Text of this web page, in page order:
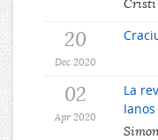
Cristi
20
Dec 2020
02
Apr 2020
La